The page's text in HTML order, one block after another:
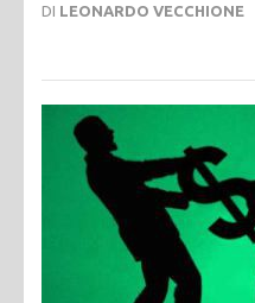
DI LEONARDO VECCHIONE